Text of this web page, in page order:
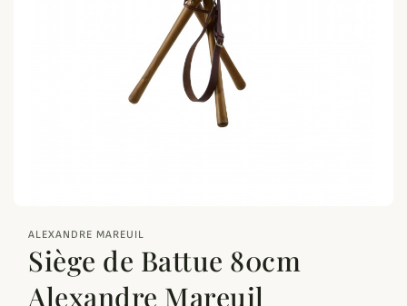
ALEXANDRE MAREUIL
Siège de Battue 80cm
Alexandre Mareuil